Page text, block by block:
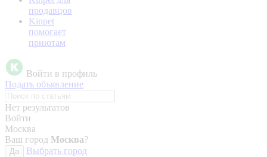
продавцов
Kinpet
помогает
приютам
Войти в профиль
Подать объявление
Нет результатов
Войти
Москва
Ваш город Москва?
Да
Выбрать город